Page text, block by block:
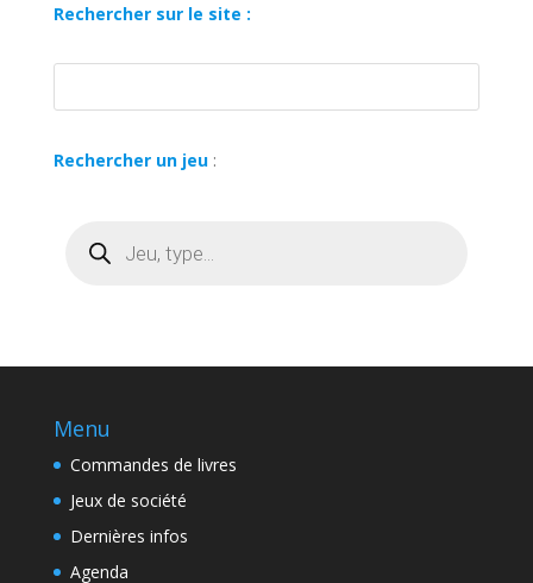
Rechercher sur le site :
Rechercher un jeu:
produits
Menu
Commandes de livres
Jeux de société
Dernières infos
Agenda